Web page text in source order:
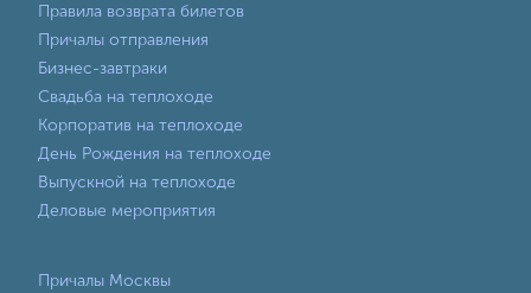
Правила возврата билетов
Причалы отправления
Бизнес-завтраки
Свадьба на теплоходе
Корпоратив на теплоходе
День Рождения на теплоходе
Выпускной на теплоходе
Деловые мероприятия
Причалы Москвы